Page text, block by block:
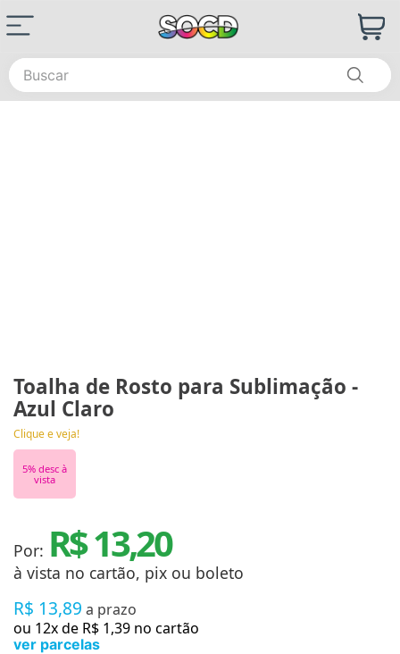
Buscar
Toalha de Rosto para Sublimação -
Azul Claro
Clique e veja!
5% desc à
vista
Por: R$ 13,20
à vista no cartão, pix ou boleto
R$ 13,89 a prazo
ou 12x de R$ 1,39 no cartão
ver parcelas